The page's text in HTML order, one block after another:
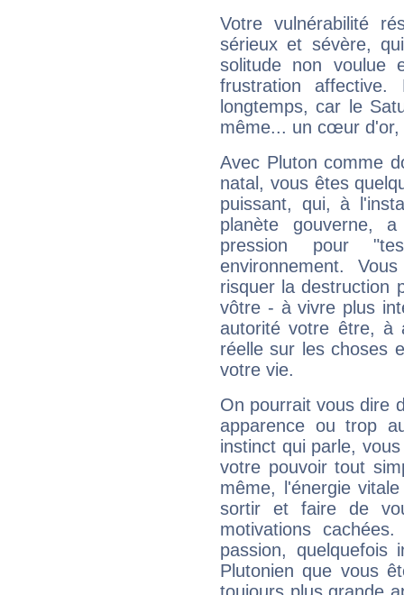
Votre vulnérabilité
sérieux et sévère,
solitude non voulue
frustration
longtemps, car le
même... un cœur d'or,
Avec Pluton comme
natal, vous êtes
puissant, qui, à
planète gouverne,
pression pour
environnement.
risquer la destruction
vôtre - à vivre plus
autorité votre être, à
réelle sur les choses
votre vie.
On pourrait vous dire
apparence ou trop
instinct qui parle,
votre pouvoir tout
même, l'énergie
sortir et faire de
motivations
passion, quelquefois
Plutonien que vous